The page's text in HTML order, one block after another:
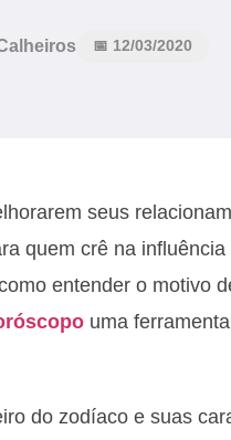
📅 12/03/2020
seus
quem crê na
entender o motivo
uma
do zodíaco e suas